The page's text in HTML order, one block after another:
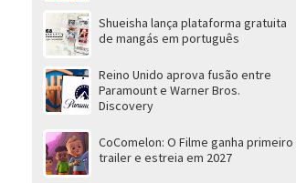
Shueisha lança plataforma gratuita
de mangás em português
Reino Unido aprova fusão entre
Paramount e Warner Bros.
Discovery
CoComelon: O Filme ganha primeiro
trailer e estreia em 2027